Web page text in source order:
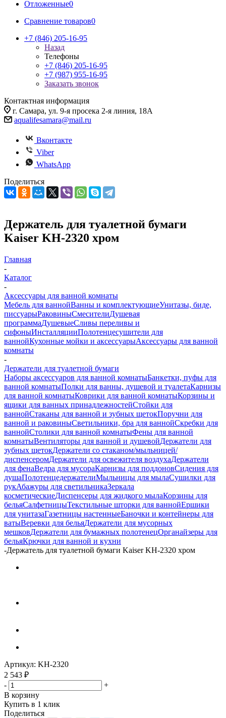
Отложенные0
Сравнение товаров0
+7 (846) 205-16-95
Назад
Телефоны
+7 (846) 205-16-95
+7 (987) 955-16-95
Заказать звонок
Контактная информация
г. Самара, ул. 9-я просека 2-я линия, 18А
aqualifesamara@mail.ru
Вконтакте
Viber
WhatsApp
Поделиться
Держатель для туалетной бумаги
Kaiser KH-2320 хром
Главная
-
Каталог
-
Аксессуары для ванной комнаты
Мебель для ваннойВанны и комплектующиеУнитазы, биде,
писсуарыРаковиныСмесителиДушевая
программаДушевыеСливы переливы и
сифоныИнсталляцииПолотенцесушители для
ваннойКухонные мойки и аксессуарыАксессуары для ванной
комнаты
-
Держатели для туалетной бумаги
Наборы аксессуаров для ванной комнатыБанкетки, пуфы для
ванной комнатыПолки для ванны, душевой и туалетаКарнизы
для ванной комнатыКоврики для ванной комнатыКорзины и
ящики для ванных принадлежностейСтойки для
ваннойСтаканы для ванной и зубных щетокПоручни для
ванной и раковиныСветильники, бра для ваннойСкребки для
ваннойСтолики для ванной комнатыФены для ванной
комнатыВентиляторы для ванной и душевойДержатели для
зубных щетокДержатели со стаканом/мыльницей/
диспенсеромДержатели для освежителя воздухаДержатели
для фенаВедра для мусораКарнизы для поддоновСидения для
душаПолотенцедержателиМыльницы для мылаСушилки для
рукАбажуры для светильникаЗеркала
косметическиеДиспенсеры для жидкого мылаКорзины для
бельяСалфетницыТекстильные шторки для ваннойЕршики
для унитазаГазетницы настенныеБаночки и контейнеры для
ватыВеревки для бельяДержатели для мусорных
мешковДержатели для бумажных полотенецОрганайзеры для
бельяКрючки для ванной и кухни
-Держатель для туалетной бумаги Kaiser KH-2320 хром
Артикул: KH-2320
2 543 ₽
-
+
В корзину
Купить в 1 клик
Поделиться